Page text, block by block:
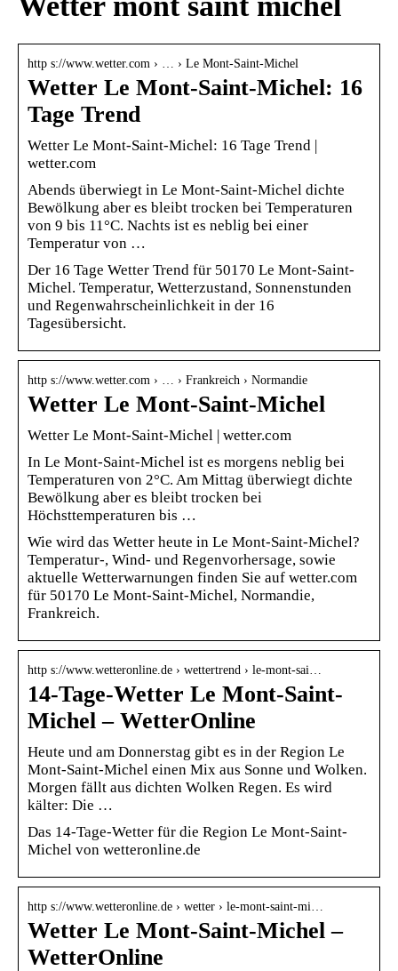
http s://www.wetter.com › … › Le Mont-Saint-Michel
Wetter Le Mont-Saint-Michel: 16
Tage Trend
Wetter Le Mont-Saint-Michel: 16 Tage Trend |
wetter.com
Abends überwiegt in Le Mont-Saint-Michel dichte
Bewölkung aber es bleibt trocken bei Temperaturen
von 9 bis 11°C. Nachts ist es neblig bei einer
Temperatur von …
Der 16 Tage Wetter Trend für 50170 Le Mont-Saint-
Michel. Temperatur, Wetterzustand, Sonnenstunden
und Regenwahrscheinlichkeit in der 16
Tagesübersicht.
http s://www.wetter.com › … › Frankreich › Normandie
Wetter Le Mont-Saint-Michel
Wetter Le Mont-Saint-Michel | wetter.com
In Le Mont-Saint-Michel ist es morgens neblig bei
Temperaturen von 2°C. Am Mittag überwiegt dichte
Bewölkung aber es bleibt trocken bei
Höchsttemperaturen bis …
Wie wird das Wetter heute in Le Mont-Saint-Michel?
Temperatur-, Wind- und Regenvorhersage, sowie
aktuelle Wetterwarnungen finden Sie auf wetter.com
für 50170 Le Mont-Saint-Michel, Normandie,
Frankreich.
http s://www.wetteronline.de › wettertrend › le-mont-sai…
14-Tage-Wetter Le Mont-Saint-
Michel – WetterOnline
Heute und am Donnerstag gibt es in der Region Le
Mont-Saint-Michel einen Mix aus Sonne und Wolken.
Morgen fällt aus dichten Wolken Regen. Es wird
kälter: Die …
Das 14-Tage-Wetter für die Region Le Mont-Saint-
Michel von wetteronline.de
http s://www.wetteronline.de › wetter › le-mont-saint-mi…
Wetter Le Mont-Saint-Michel –
WetterOnline